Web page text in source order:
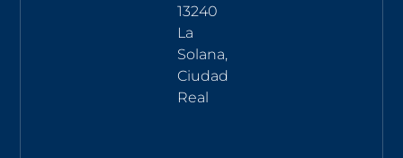
13240
La
Solana,
Ciudad
Real